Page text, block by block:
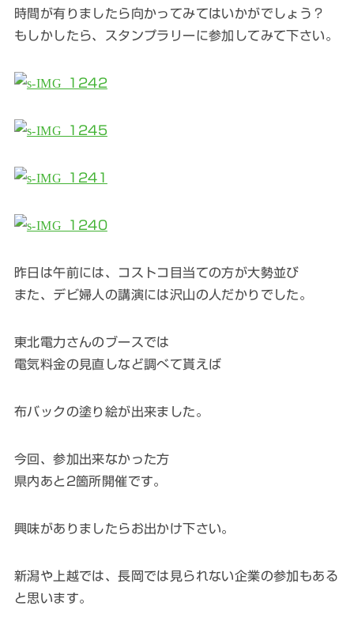
時間が有りましたら向かってみてはいかがでしょう？
もしかしたら、スタンプラリーに参加してみて下さい。
昨日は午前には、コストコ目当ての方が大勢並び
また、デビ婦人の講演には沢山の人だかりでした。
東北電力さんのブースでは
電気料金の見直しなど調べて貰えば
布バックの塗り絵が出来ました。
今回、参加出来なかった方
県内あと2箇所開催です。
興味がありましたらお出かけ下さい。
新潟や上越では、長岡では見られない企業の参加もある
と思います。